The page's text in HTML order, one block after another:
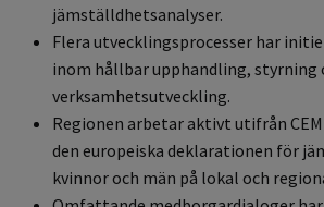
jämställdhetsanalyser.
Flera utvecklingsprocesser har
inom hållbar upphandling, styrning
verksamhetsutveckling.
Regionen arbetar aktivt utifrån
den europeiska deklarationen för
kvinnor och män på lokal och